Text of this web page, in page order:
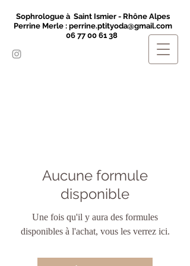
Sophrologue à Saint Ismier - Rhône Alpes
Perrine Merle : perrine.ptityoda@gmail.com
06 77 00 61 38
Aucune formule
disponible
Une fois qu'il y aura des formules
disponibles à l'achat, vous les verrez ici.